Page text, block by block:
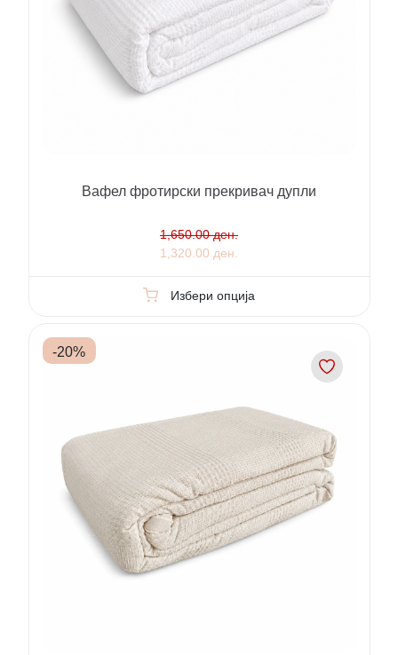
Вафел фротирски прекривач дупли
1,650.00 ден.
1,320.00 ден.
Избери опција
-20%